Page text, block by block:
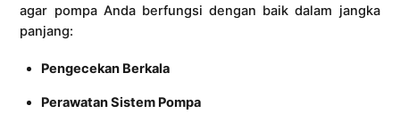
agar pompa Anda berfungsi dengan baik dalam jangka
panjang:
Pengecekan Berkala
Perawatan Sistem Pompa